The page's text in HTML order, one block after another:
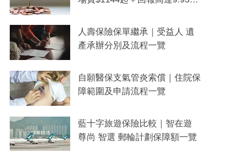
人壽保險保單繼承｜受益人 遺
產承辦分別及流程一覽
自願醫保支氣管炎索償｜住院保
障範圍及申請流程一覽
藍十字旅遊保險比較｜智在遊
尊尚 智選 郵輪計劃保障額一覽